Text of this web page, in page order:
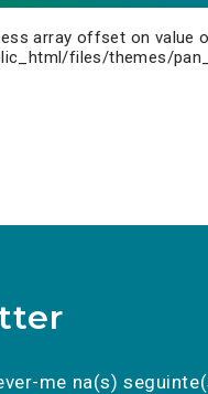
array offset on value
files/themes/
me na(s)